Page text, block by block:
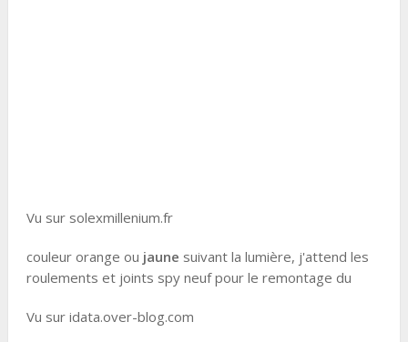
Vu sur solexmillenium.fr
couleur orange ou jaune suivant la lumière, j'attend les
roulements et joints spy neuf pour le remontage du
Vu sur idata.over-blog.com